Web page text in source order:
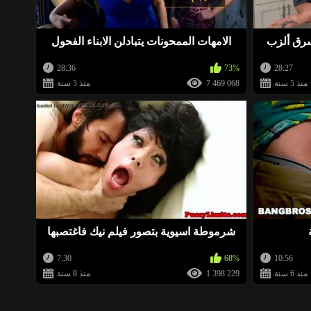
ينتظرن ممارسة الجنس. انظروا إليهم»
BellaWow منذ 2 سنة
ممارسة الجنس. انظروا إليهم
BellaWow منذ 2 سنة
ينتظرن ممارسة الجنس. انظروا إليهم»
BellaWow منذ 2 سنة
ينتظرن ممارسة الجنس. انظروا إليهم»
ينتظرن ممارسة الجنس. انظروا إليهم
الامهات الممحونات يتبادلن الابناء الفحول
28:36
73%
منذ 5 سنة
7 469 068
ألزب
28:27
منذ 5 سنة
شرموطة اسيوية بتصور فيلم نيك فاغتصبها
7:30
68%
منذ 8 سنة
1 398 229
10:56
منذ 6 سنة